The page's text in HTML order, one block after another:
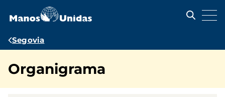
contenido
Ruta
navegación
Segovia
Organigrama